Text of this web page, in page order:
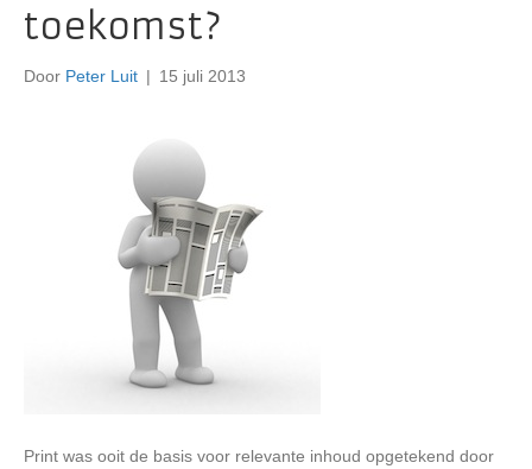
toekomst?
Door Peter Luit | 15 juli 2013
Print was ooit de basis voor relevante inhoud opgetekend door